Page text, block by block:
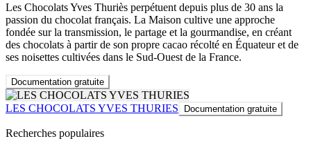
Les Chocolats Yves Thuriès perpétuent depuis plus de 30 ans la
passion du chocolat français. La Maison cultive une approche
fondée sur la transmission, le partage et la gourmandise, en créant
des chocolats à partir de son propre cacao récolté en Équateur et de
ses noisettes cultivées dans le Sud-Ouest de la France.
Documentation gratuite
LES CHOCOLATS YVES THURIES Documentation gratuite
Recherches populaires